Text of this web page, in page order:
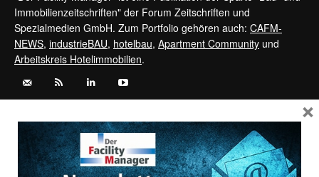
Immobilienzeitschriften" der Forum Zeitschriften und
Spezialmedien GmbH. Zum Portfolio gehören auch: CAFM-
NEWS, industrieBAU, hotelbau, Apartment Community und
Arbeitskreis Hotelimmobilien.
Kontaktieren Sie uns:service@forum-zeitschriften.de
Vertrag widerrufen
×